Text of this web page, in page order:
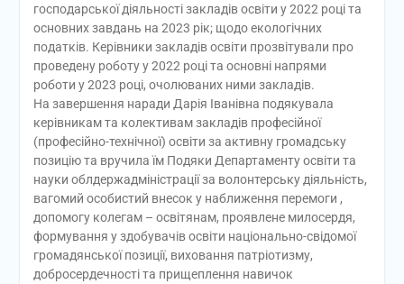
господарської діяльності закладів освіти у 2022 році та
основних завдань на 2023 рік; щодо екологічних
податків. Керівники закладів освіти прозвітували про
проведену роботу у 2022 році та основні напрями
роботи у 2023 році, очолюваних ними закладів.
На завершення наради Дарія Іванівна подякувала
керівникам та колективам закладів професійної
(професійно-технічної) освіти за активну громадську
позицію та вручила їм Подяки Департаменту освіти та
науки облдержадміністрації за волонтерську діяльність,
вагомий особистий внесок у наближення перемоги ,
допомогу колегам – освітянам, проявлене милосердя,
формування у здобувачів освіти національно-свідомої
громадянської позиції, виховання патріотизму,
добросердечності та прищеплення навичок